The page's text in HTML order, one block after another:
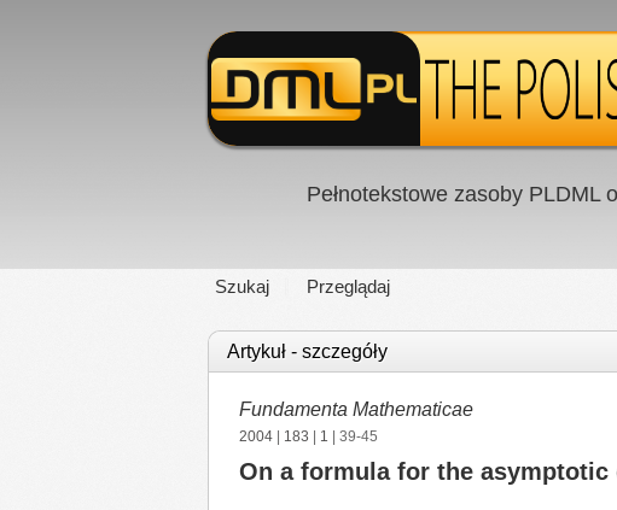
Pełnotekstowe zasoby
Szukaj Przeglądaj
Artykuł - szczegóły
Fundamenta Mathematicae
2004 183 1 | 39-45
On a formula for the